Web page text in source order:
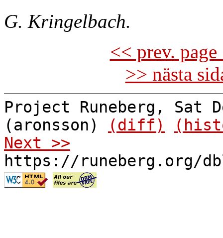
G. Kringelbach.
<< prev.
>> nästa
Project Runeberg, Sat
(aronsson)
(diff)
Next >>
https://runeberg.org/